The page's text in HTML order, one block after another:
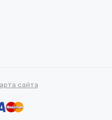
сайта